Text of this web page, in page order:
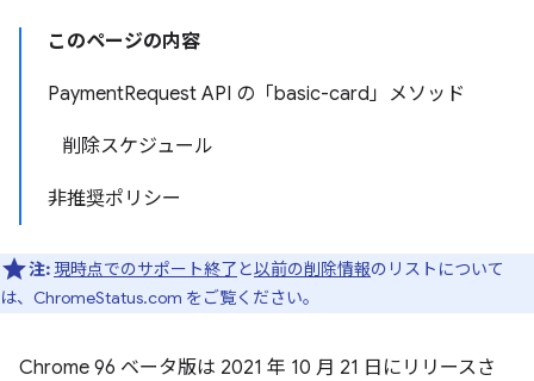
このページの内容
PaymentRequest API の「basic-card」メソッド
削除スケジュール
非推奨ポリシー
注: 現時点でのサポート終了 と以前の削除情報のリストについて
は、ChromeStatus.com をご覧ください。
Chrome 96 ベータ版は 2021 年 10 月 21 日にリリースさ